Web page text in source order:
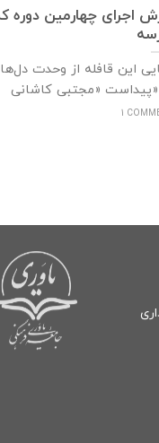
اجرای چهارمین
این قافله از وحدت
[...]
1